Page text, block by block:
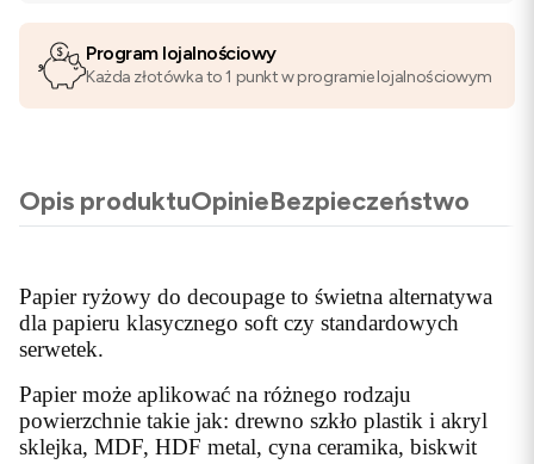
Program lojalnościowy
Każda złotówka to 1 punkt w programie lojalnościowym
Opis produktuOpinieBezpieczeństwo
Papier ryżowy do decoupage to świetna alternatywa
dla papieru klasycznego soft czy standardowych
serwetek.
Papier może aplikować na różnego rodzaju
powierzchnie takie jak: drewno szkło plastik i akryl
sklejka, MDF, HDF metal, cyna ceramika, biskwit